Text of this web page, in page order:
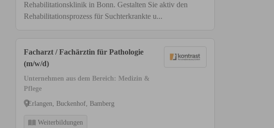
Rehabilitationsklinik in Bonn. Gestalten Sie aktiv den
Rehabilitationsprozess für Suchterkrankte u...
Facharzt / Fachärztin für Pathologie
(m/w/d)
Unternehmen aus dem Bereich: Medizin &
Pflege
Erlangen, Buckenhof, Bamberg
Weiterbildungen